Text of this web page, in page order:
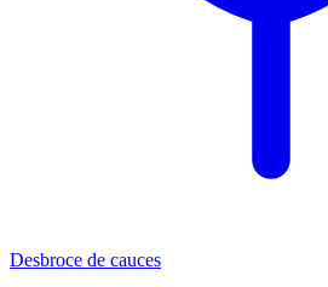
Desbroce de cauces